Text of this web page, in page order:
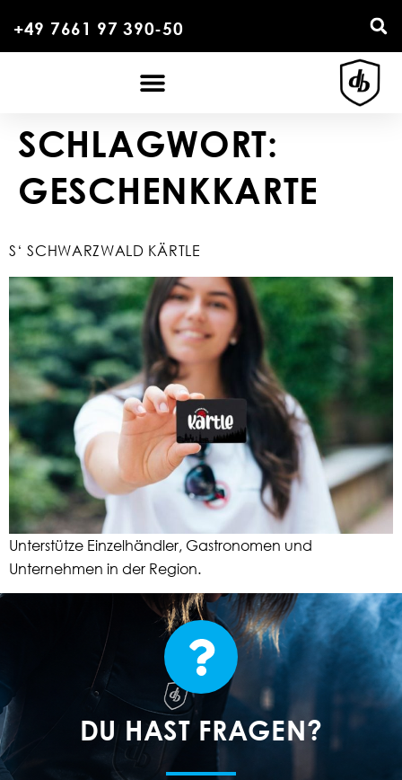
+49 7661 97 390-50
SCHLAGWORT:
GESCHENKKARTE
S‘ SCHWARZWALD KÄRTLE
Unterstütze Einzelhändler, Gastronomen und
Unternehmen in der Region.
DU HAST FRAGEN?